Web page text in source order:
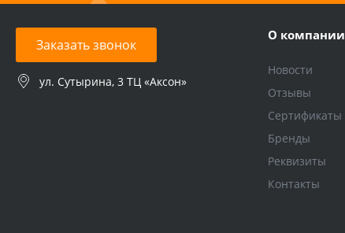
Заказать звонок
ул. Сутырина, 3 ТЦ «Аксон»
О компании
Новости
Отзывы
Сертификаты
Бренды
Реквизиты
Контакты